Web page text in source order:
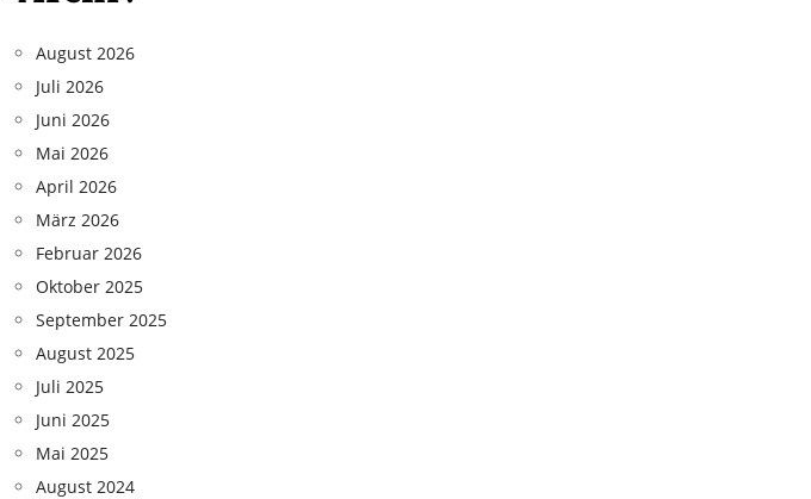
August 2026
Juli 2026
Juni 2026
Mai 2026
April 2026
März 2026
Februar 2026
Oktober 2025
September 2025
August 2025
Juli 2025
Juni 2025
Mai 2025
August 2024